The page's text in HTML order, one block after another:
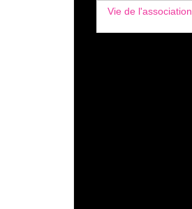
Vie de l'association